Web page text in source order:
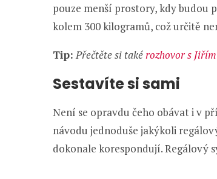
pouze menší prostory, kdy budou
kolem 300 kilogramů, což určitě
Tip: Přečtěte si takérozhovor s
Sestavíte si sami
Není se opravdu čeho obávat i v
návodu jednoduše jakýkoli
dokonale korespondují. Regálový